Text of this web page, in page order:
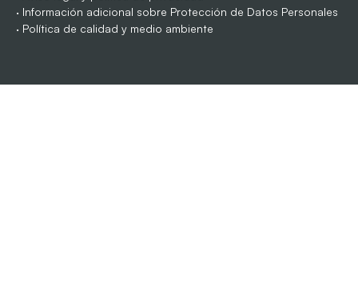
· Información adicional sobre Protección de Datos Personales
· Política de calidad y medio ambiente